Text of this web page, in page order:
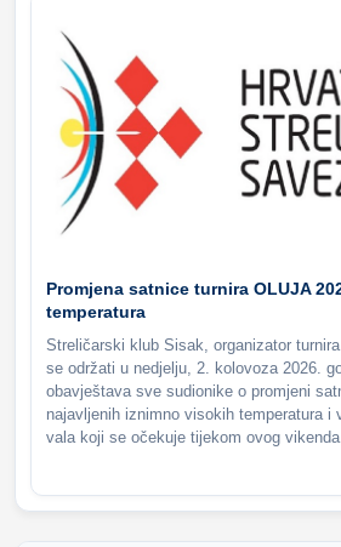
Promjena satnice turnira OLUJA
temperatura
Streličarski klub Sisak, organizator
se održati u nedjelju, 2. kolovoza 2026.
obavještava sve sudionike o promjeni
najavljenih iznimno visokih temperatura i
vala koji se očekuje tijekom ovog vikenda.